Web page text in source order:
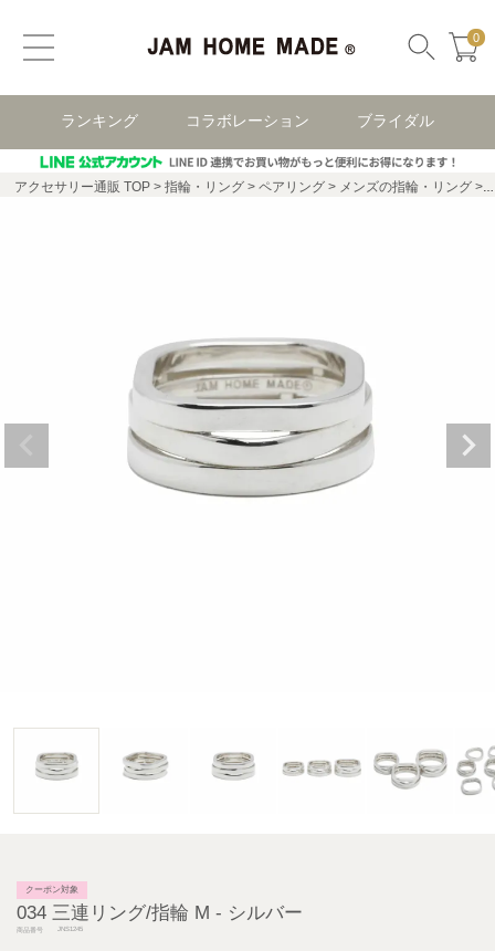
0
ランキング コラボレーション ブライダル
アクセサリー通販 TOP 指輪・リング ペアリング メンズの指輪・リング
クーポン対象
034 三連リング/指輪 M - シルバー
商品番号 JNS1245